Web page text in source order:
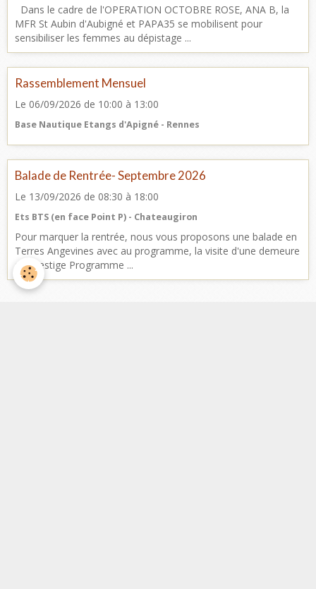
Dans le cadre de l'OPERATION OCTOBRE ROSE, ANA B, la
MFR St Aubin d'Aubigné et PAPA35 se mobilisent pour
sensibiliser les femmes au dépistage ...
Rassemblement Mensuel
Le 06/09/2026 de 10:00 à 13:00
Base Nautique Etangs d'Apigné - Rennes
Balade de Rentrée- Septembre 2026
Le 13/09/2026 de 08:30 à 18:00
Ets BTS (en face Point P) - Chateaugiron
Pour marquer la rentrée, nous vous proposons une balade en
Terres Angevines avec au programme, la visite d'une demeure
de Prestige Programme ...